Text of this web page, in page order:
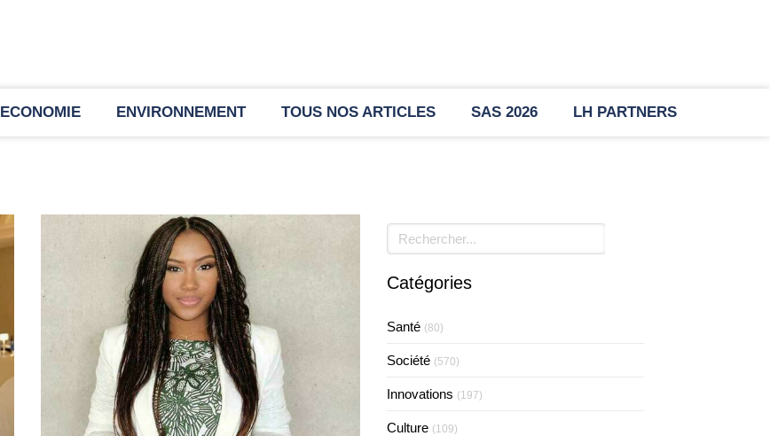
ECONOMIE ENVIRONNEMENT TOUS NOS ARTICLES SAS 2026 LH PARTNERS
Rechercher
Catégories
Santé (80)
Société (570)
Innovations (197)
Culture (109)